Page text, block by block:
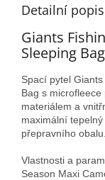
Detailní
Giants
Sleeping Bag
Spací pytel
Bag s
materiálem a
maximální
přepravního obalu.
Vlastnosti a
Season Maxi